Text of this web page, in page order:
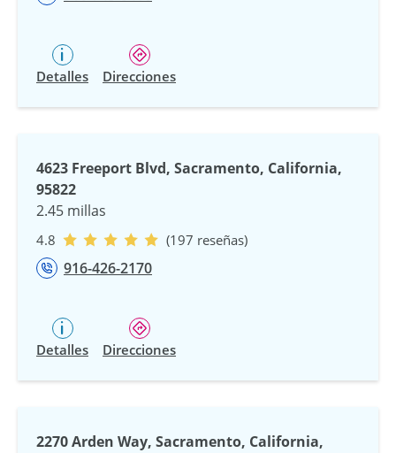
Detalles Direcciones
4623 Freeport Blvd, Sacramento, California,
95822
2.45 millas
4.8 (197 reseñas)
916-426-2170
Detalles Direcciones
2270 Arden Way, Sacramento, California,